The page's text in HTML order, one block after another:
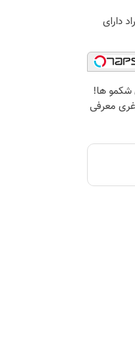
دارای
ها!
معرفی